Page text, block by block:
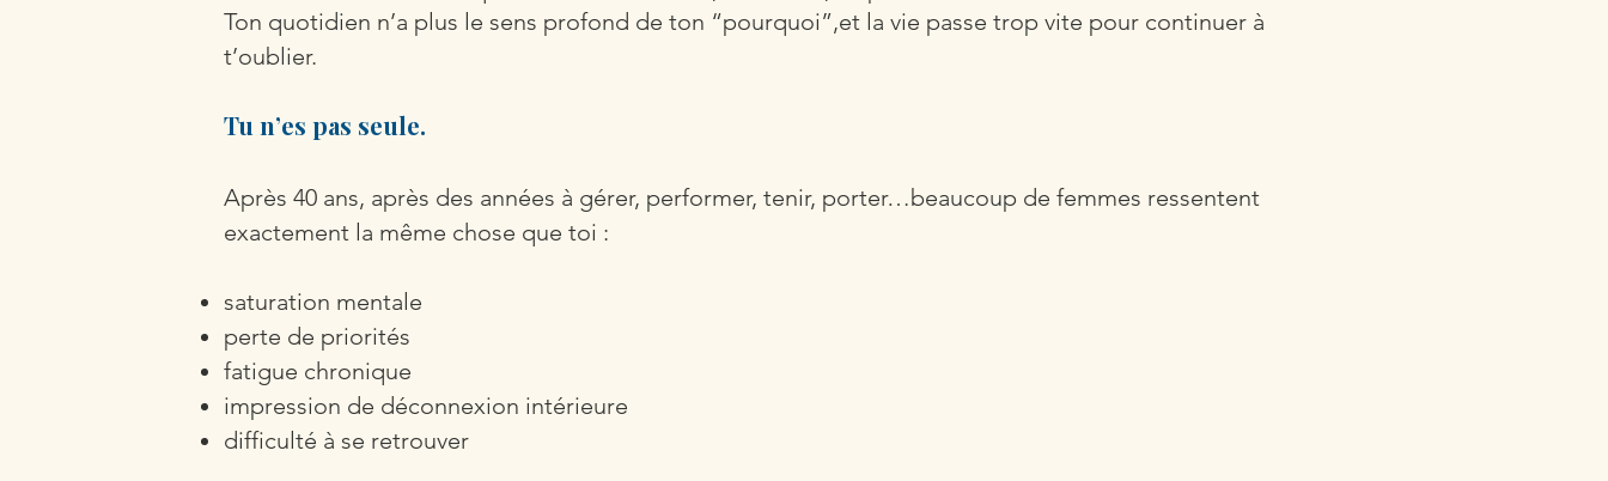
Ton quotidien n’a plus le sens profond de ton “pourquoi”,et la vie passe trop vite pour continuer à
t’oublier.
Tu n’es pas seule.
Après 40 ans, après des années à gérer, performer, tenir, porter…beaucoup de femmes ressentent
exactement la même chose que toi :
saturation mentale
perte de priorités
fatigue chronique
impression de déconnexion intérieure
difficulté à se retrouver